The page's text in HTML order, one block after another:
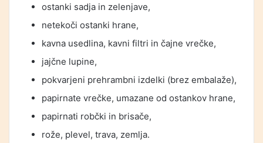
ostanki sadja in zelenjave,
netekoči ostanki hrane,
kavna usedlina, kavni filtri in čajne vrečke,
jajčne lupine,
pokvarjeni prehrambni izdelki (brez embalaže),
papirnate vrečke, umazane od ostankov hrane,
papirnati robčki in brisače,
rože, plevel, trava, zemlja.